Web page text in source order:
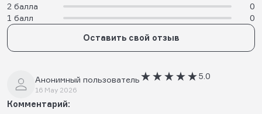
2 балла
0
1 балл
0
Оставить свой отзыв
Анонимный пользователь
16 May 2026
5.0
Комментарий: